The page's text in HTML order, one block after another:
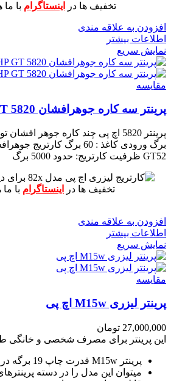
تخفیف ها در
اینستاگرام با ما
افزودن به علاقه مندی
اطلاعات بیشتر
نمایش سریع
مقايسه
پرینتر سه کاره جوهرافشان HP GT 5820
پرینتر 5820 اچ پی چند کاره جوهر افشان
برگ ورودی کاغذ : 60 برگ
GT52 ظرفیت کارتریج: حدود 5000 برگ
برای
تخفیف ها در
اینستاگرام با
افزودن به علاقه مندی
اطلاعات بیشتر
نمایش سریع
مقايسه
پرینتر لیزری M15w اچ پی
27,000,000 تومان
این پرینتر برای مصرف شخصی و خانگی
پرینتر M15w قدرت چاپ 19 برگه در دقیقه را دارد
میتوان این مدل را در دسته